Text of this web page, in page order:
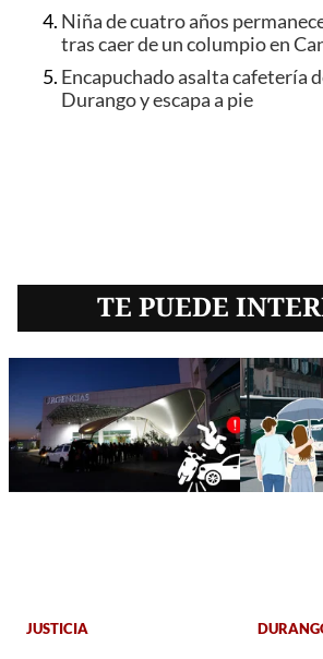
Niña de cuatro años
tras caer de un columpio en
Encapuchado asalta cafetería
Durango y escapa a pie
TE PUEDE
JUSTICIA